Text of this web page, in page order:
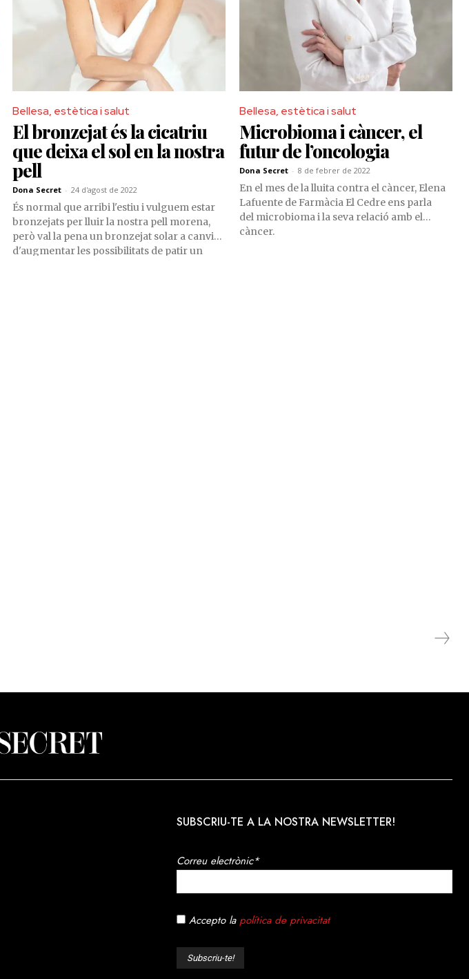
Bellesa, estètica i salut
El bronzejat és la cicatriu
que deixa el sol en la nostra
pell
Dona Secret - 24 d'agost de 2022
És normal que arribi l'estiu i vulguem estar
bronzejats per lluir la nostra pell morena,
però val la pena un bronzejat solar a canvi
d'augmentar les possibilitats de patir un
Bellesa, estètica i salut
Microbioma i càncer, el
futur de l’oncologia
Dona Secret - 8 de febrer de 2022
En el mes de la lluita contra el càncer, Elena
Lafuente de Farmàcia El Cedre ens parla
del microbioma i la seva relació amb el
càncer.
SUBSCRIU-TE A LA NOSTRA NEWSLETTER!
Correu electrònic*
Accepto la política de privacitat